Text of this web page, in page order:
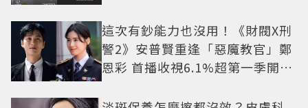
這次有鈔能力也沒用！《財閥X刑
警2》安普賢重逢「惡魔教官」鄭
恩彩 首播收視6.1%超第一季開紅